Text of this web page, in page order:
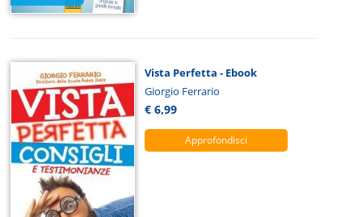
Vista Perfetta - Ebook
Giorgio Ferrario
€ 6,99
Approfondisci